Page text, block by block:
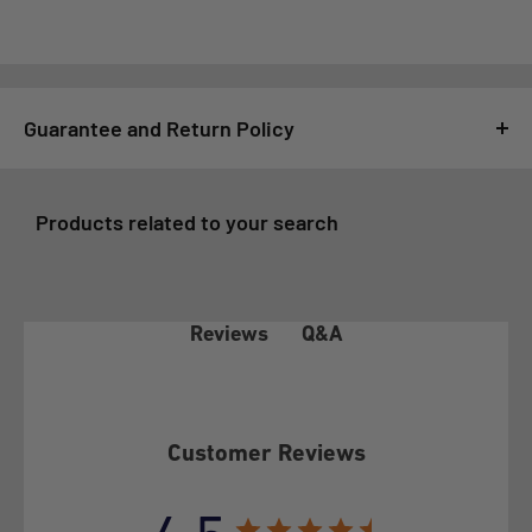
Guarantee and Return Policy
1- COVERAGE OF THE WARRANTY POLICY
make this policy effective before GSMPRO and exhaust the
Products related to your search
Reviews Q&A
Customer Reviews